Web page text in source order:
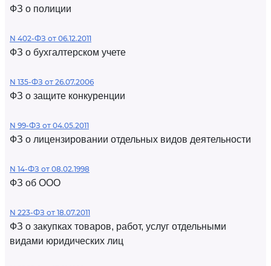
ФЗ о полиции
N 402-ФЗ от 06.12.2011
ФЗ о бухгалтерском учете
N 135-ФЗ от 26.07.2006
ФЗ о защите конкуренции
N 99-ФЗ от 04.05.2011
ФЗ о лицензировании отдельных видов деятельности
N 14-ФЗ от 08.02.1998
ФЗ об ООО
N 223-ФЗ от 18.07.2011
ФЗ о закупках товаров, работ, услуг отдельными
видами юридических лиц